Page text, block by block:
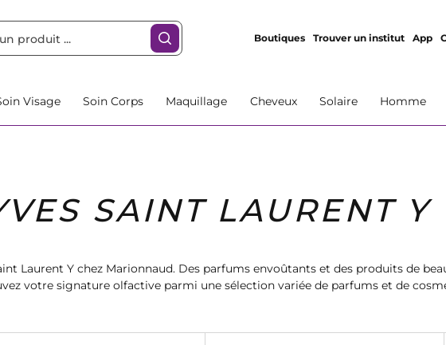
Boutiques Trouver un institut App
Visage Soin Corps Maquillage Cheveux Solaire Homme
SAINT LAURENT Y
Laurent Y chez Marionnaud. Des parfums envoûtants et des produits de
votre signature olfactive parmi une sélection variée de parfums et de